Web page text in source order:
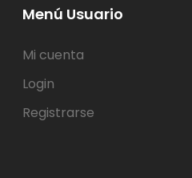
Menú Usuario
Mi cuenta
Login
Registrarse